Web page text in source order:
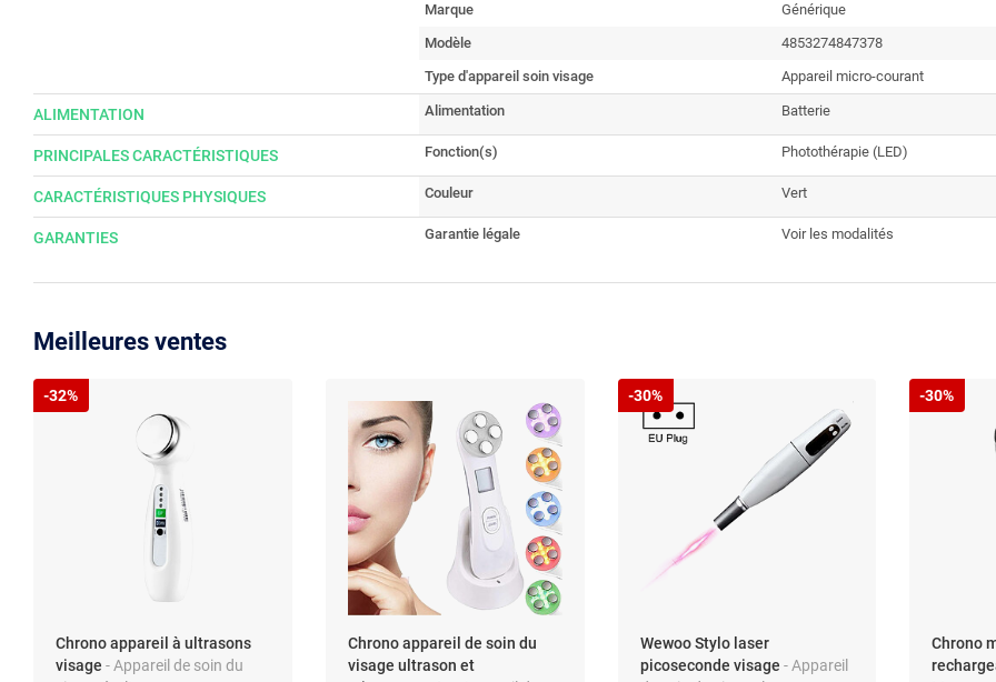
Marque
Générique
Modèle
4853274847378
Type d'appareil soin visage
Appareil micro-courant
ALIMENTATION Alimentation Batterie
PRINCIPALES CARACTÉRISTIQUES Fonction(s) Photothérapie (LED)
CARACTÉRISTIQUES PHYSIQUES Couleur Vert
GARANTIES Garantie légale Voir les modalités
Meilleures ventes
Chrono appareil à ultrasons
visage - Appareil de soin du
-32%
Chrono appareil de soin du
visage ultrason et
Wewoo Stylo laser
picoseconde visage - Appareil
-30%
Chrono
-30%